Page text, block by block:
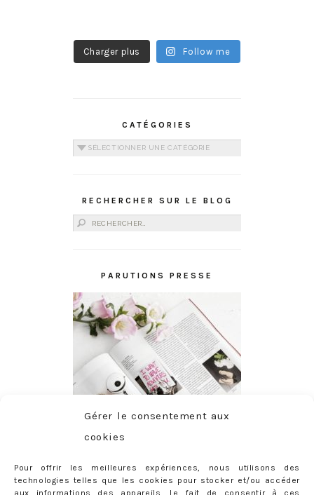
Gérer le consentement aux
cookies
Pour offrir les meilleures expériences, nous utilisons des
technologies telles que les cookies pour stocker et/ou accéder
aux informations des appareils. Le fait de consentir à ces
Charger plus Follow me
CATÉGORIES
Catégories
RECHERCHER SUR LE BLOG
Rechercher :
PARUTIONS PRESSE